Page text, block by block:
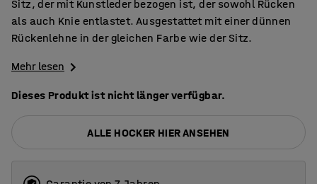
Sitz, der mit Kunstleder bezogen ist, der sowohl Rücken
als auch Knie entlastet. Ausgestattet mit einer dünnen
Rückenlehne in der gleichen Farbe wie der Sitz.
Mehr lesen
Dieses Produkt ist nicht länger verfügbar.
ALLE HOCKER HIER ANSEHEN